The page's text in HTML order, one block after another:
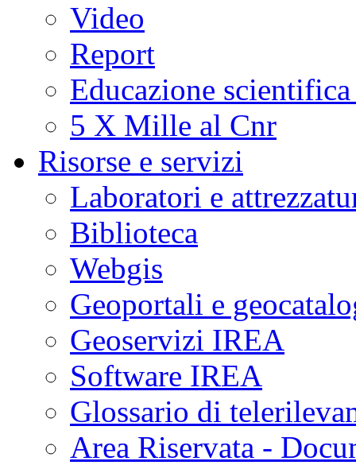
Video
Report
Educazione
5 X Mille al Cnr
Risorse e servizi
Laboratori e
Biblioteca
Webgis
Geoportali e
Geoservizi IREA
Software IREA
Glossario di
Area Riservata -